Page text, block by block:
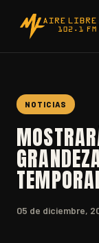
NOTICIAS
05 de diciembre,